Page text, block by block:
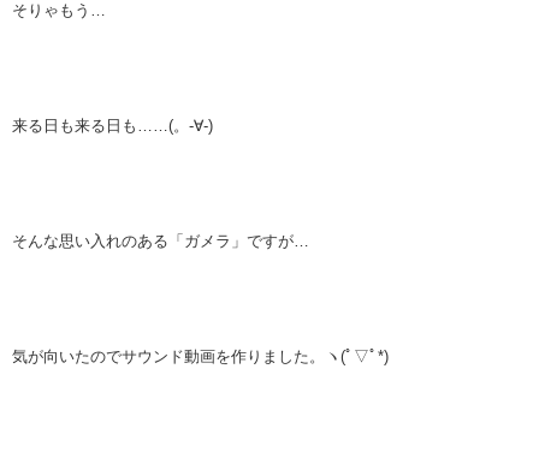
そりゃもう…
来る日も来る日も……(。-∀-)
そんな思い入れのある「ガメラ」ですが…
気が向いたのでサウンド動画を作りました。ヽ(ﾟ▽ﾟ*)